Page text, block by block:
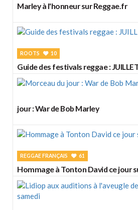
Marley à l'honneur sur Reggae.fr
ROOTS 10
Guide des festivals reggae :
jour : War de Bob Marley
REGGAE FRANÇAIS 61
Hommage à Tonton David ce jour